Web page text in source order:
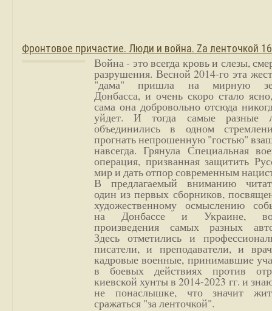
Фронтовое причастие. Люди и война. Zа ленточкой
Война - это всегда кровь и слезы,
разрушения. Весной 2014-го эта
"дама" пришла на мирную
Донбасса, и очень скоро стало
сама она добровольно отсюда
уйдет. И тогда самые разные
объединились в одном
прогнать непрошенную "гостью"
навсегда. Грянула Специальная
операция, призванная защитить
мир и дать отпор современным
В предлагаемый вниманию
один из первых сборников,
художественному осмыслению
на Донбассе и Украине,
произведения самых разных
Здесь отметились и
писатели, и преподаватели, и
кадровые военные, принимавшие
в боевых действиях против
киевской хунты в 2014-2023 гг. и
не понаслышке, что значит
сражаться "за ленточкой".